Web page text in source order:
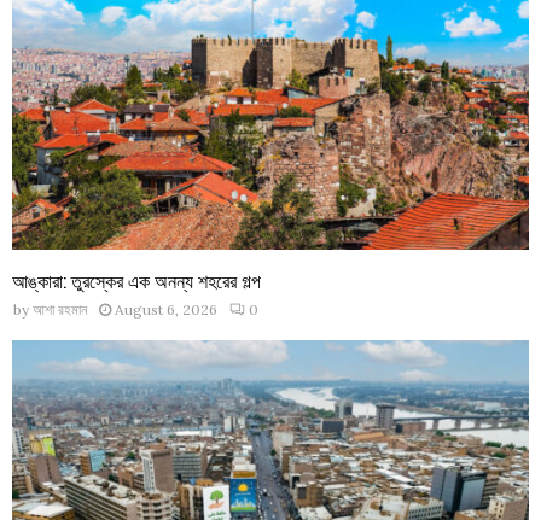
আঙ্কারা: তুরস্কের এক অনন্য শহরের গল্প
by আশা রহমান August 6, 2026 0